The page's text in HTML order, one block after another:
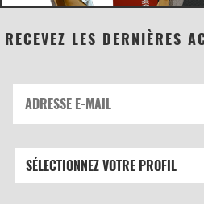
RECEVEZ LES DERNIÈRES